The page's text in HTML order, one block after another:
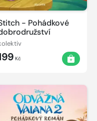
- Pohádkové
Kč